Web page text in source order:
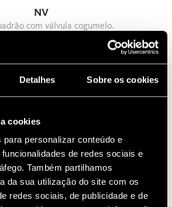
Detalhes Sobre os cookies
cookies
personalizar conteúdo e
de redes sociais e
Também partilhamos
da sua utilização do site com os
redes sociais, de publicidade e de
NV
Faster ( com exceção das dimensões